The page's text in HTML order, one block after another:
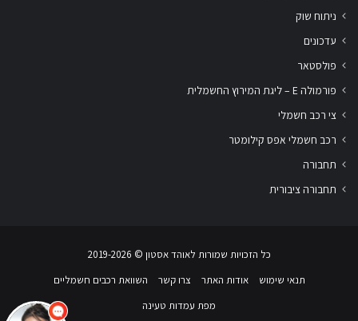
ניתוח שוק
עדכונים
פולסטאר
פורמולה E – ליגת המירוץ החשמלית
צי רכב חשמלי
רכב חשמלי אפס קילומטר
תחבורה
תחבורה ציבורית
כל הזכויות שמורות לאוהד אסטון ‏© 2019-2026
תנאי שימוש
אודות האתר צרו קשר
השוואת רכבים חשמליים
מפת עמדות טעינה
צריך עזרה? התחל